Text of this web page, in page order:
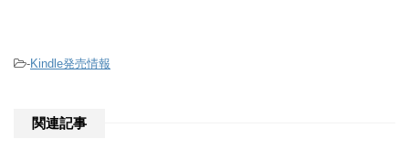
-Kindle発売情報
関連記事